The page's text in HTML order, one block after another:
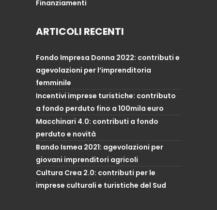
Finanziamenti
ARTICOLI RECENTI
Fondo Impresa Donna 2022: contributi e
agevolazioni per l’imprenditoria
femminile
Incentivi imprese turistiche: contributo
a fondo perduto fino a 100mila euro
Macchinari 4.0: contributi a fondo
perduto e novità
Bando Ismea 2021: agevolazioni per
giovani imprenditori agricoli
Cultura Crea 2.0: contributi per le
imprese culturali e turistiche del Sud